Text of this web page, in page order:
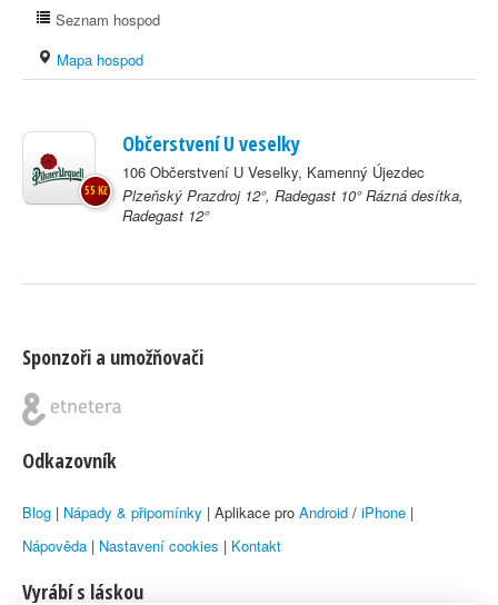
Seznam hospod
Mapa hospod
Občerstvení U veselky
106 Občerstvení U Veselky, Kamenný Újezdec
Plzeňský Prazdroj 12°, Radegast 10° Rázná desítka,
Radegast 12°
55 Kč
Sponzoři a umožňovači
Odkazovník
Blog | Nápady & připomínky | Aplikace pro Android / iPhone |
Nápověda | Nastavení cookies | Kontakt
Vyrábí s láskou